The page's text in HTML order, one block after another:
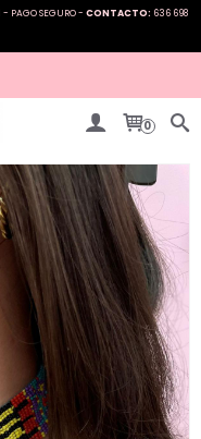
- PAGO SEGURO - CONTACTO: 636 698
0